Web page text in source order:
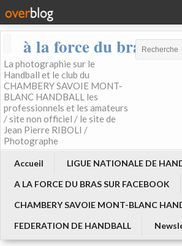
à la force du bras
La photographie sur le
Handball et le club du
CHAMBERY SAVOIE MONT-
BLANC HANDBALL les
professionnels et les amateurs
/ site non officiel / le site de
Jean Pierre RIBOLI /
Photographe
Accueil
LIGUE NATIONALE DE
A LA FORCE DU BRAS SUR FACEBOOK
CHAMBERY SAVOIE MONT-BLANC
FEDERATION DE HANDBALL